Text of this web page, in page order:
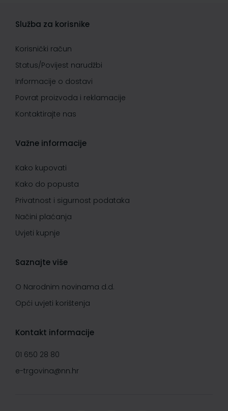
Služba za korisnike
Korisnički račun
Status/Povijest narudžbi
Informacije o dostavi
Povrat proizvoda i reklamacije
Kontaktirajte nas
Važne informacije
Kako kupovati
Kako do popusta
Privatnost i sigurnost podataka
Načini plaćanja
Uvjeti kupnje
Saznajte više
O Narodnim novinama d.d.
Opći uvjeti korištenja
Kontakt informacije
01 650 28 80
e-trgovina@nn.hr